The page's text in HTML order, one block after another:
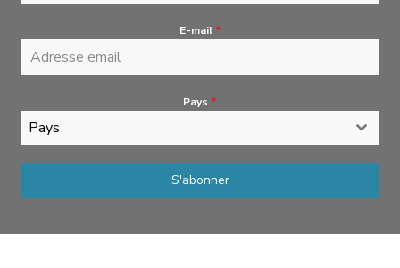
E-mail *
Pays *
Pays
S'abonner